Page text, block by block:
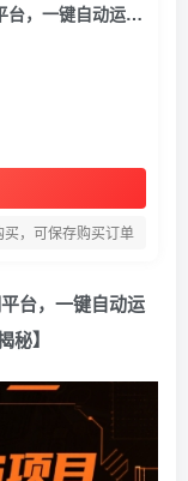
零撸阅读挂G项目，最新全自动阅读分佣平台，一键自动运行，一部手机即可操作，单日收益3张【揭秘】
，可保存购买订单
台，一键自动运
】